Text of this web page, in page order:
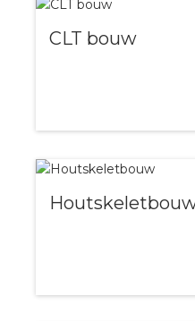
CLT bouw
GST®